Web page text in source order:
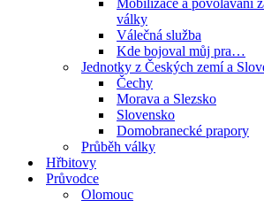
Mobilizace a povolávání
války
Válečná služba
Kde bojoval můj pra…
Jednotky z Českých zemí a
Čechy
Morava a Slezsko
Slovensko
Domobranecké prapory
Průběh války
Hřbitovy
Průvodce
Olomouc